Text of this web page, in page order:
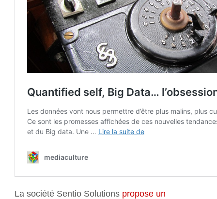
La société Sentio Solutions propose un